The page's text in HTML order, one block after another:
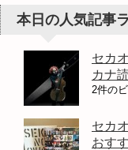
本日の人気記事
セカ
カナ
2件の
セカ
おす